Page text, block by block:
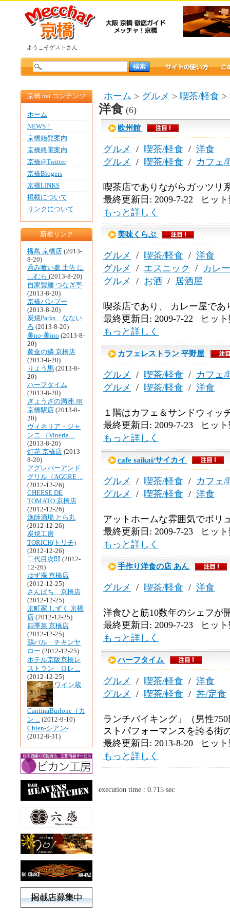
ようこそゲストさん
京橋.net コンテンツ
ホーム
NEWS！
京橋始発案内
京橋終電案内
京橋@Twitter
京橋Blogers
京橋LINKS
掲載について
リンクについて
新着リンク
播鳥 京橋店 (2013-
8-20)
呑み喰い處 土佐 に
しむら (2013-8-20)
自家製麺 つなぎ亭
(2013-8-20)
京橋バンブー
(2013-8-20)
炭焼Parks なない
ろ (2013-8-20)
美no-美ino (2013-8-
20)
黄金の鱗 京橋店
(2013-8-20)
りょう馬 (2013-8-
20)
ハーフタイム
(2013-8-20)
ぎょうざの満洲 JR
京橋駅店 (2013-8-
20)
ヴィネリア・ジャ
ンニ （Vineria ...
(2013-8-20)
灯花 京橋店 (2013-
8-20)
アグレバーアンド
グリル（AGGRE ...
(2012-12-26)
CHEESE DE
TOMATO 京橋店
(2012-12-26)
漁師酒場 とら丸
(2012-12-26)
炭焼工房
TORICH(トリチ)
(2012-12-26)
二代目次郎 (2012-
12-26)
ゆず庵 京橋店
(2012-12-25)
さんぱち 京橋店
(2012-12-25)
京町家 しずく 京橋
店 (2012-12-25)
四季菜 京橋店
(2012-12-25)
鶏バル チキンヤ
ロー (2012-12-25)
ホテル京阪京橋レ
ストラン ロレ ...
(2012-12-25)
ワイン蔵
CantinaBurlone（カ
ン ... (2012-9-10)
Chien-シアン-
(2012-8-31)
ホーム > グルメ > 喫茶/軽食 >
洋食 (6)
欧州館
グルメ / 喫茶/軽食 / 洋食
グルメ
/ 喫茶/軽食 / カフェ/
喫茶店でありながらガッツリ
最終更新日: 2009-7-22 ヒッ
もっと詳しく
美味くらぶ
グルメ / 喫茶/軽食 / 洋食
グルメ
/ エスニック / カレー
グルメ
/ お酒 / 居酒屋
喫茶店であり、 カレー屋であ
最終更新日: 2009-7-22 ヒッ
もっと詳しく
カフェレストラン 平野屋
グルメ / 喫茶/軽食 / カフェ/
グルメ
/ 喫茶/軽食 / 洋食
１階はカフェ＆サンドウィッ
最終更新日: 2009-7-23 ヒッ
もっと詳しく
cafe saikai/サイカイ
グルメ / 喫茶/軽食 / カフェ/
グルメ
/ 喫茶/軽食 / 洋食
アットホームな雰囲気でボリ
最終更新日: 2009-7-23 ヒッ
もっと詳しく
手作り洋食の店 あん
グルメ / 喫茶/軽食 / 洋食
洋食ひと筋10数年のシェフが
最終更新日: 2009-7-23 ヒッ
もっと詳しく
ハーフタイム
グルメ / 喫茶/軽食 / 洋食
グルメ
/ 喫茶/軽食 / 丼/定食
ランチバイキング」（男性
ストパフォーマンスを誇る街
最終更新日: 2013-8-20 ヒッ
もっと詳しく
execution time : 0.715 sec